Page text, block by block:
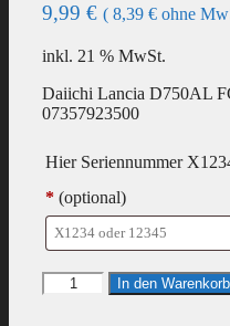
9,99 € ( 8,39 € ohne
inkl. 21 % MwSt.
Daiichi Lancia D750AL
07357923500
Hier Seriennummer
* (optional)
Radio
Code
In den Warenkorb